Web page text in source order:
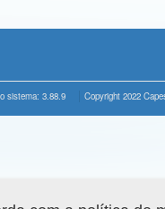
sistema: 3.88.9 Copyright 2022